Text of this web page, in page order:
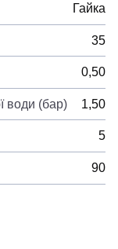
Гайка
35
0,50
води (бар) 1,50
5
90